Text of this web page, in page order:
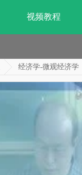
视频教程
经济学-微观经济学